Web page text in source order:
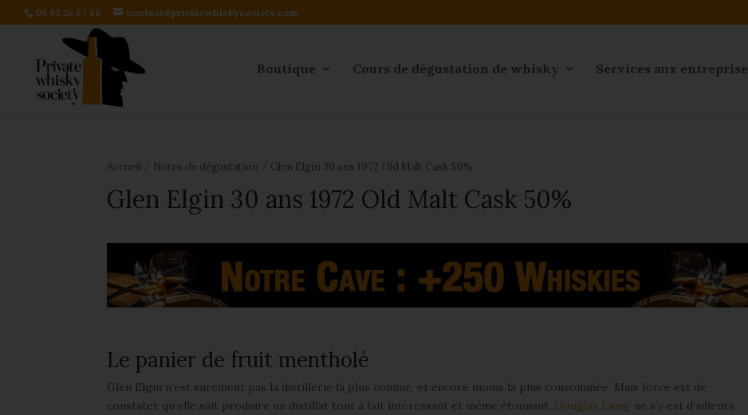
06 83 25 57 46 contact@privatewhiskysociety.com
Boutique Cours de dégustation de whisky Services aux entreprise
Accueil Notes de dégustation Glen Elgin 30 ans 1972 Old Malt Cask 50%
Glen Elgin 30 ans 1972 Old Malt Cask 50%
Le panier de fruit mentholé
Glen Elgin n’est surement pas la distillerie la plus connue, et encore moins la plus consommée. Mais force est de
constater qu’elle sait produire un distillat tout à fait intéressant et même étonnant. Douglas Laing ne s’y est d’ailleurs